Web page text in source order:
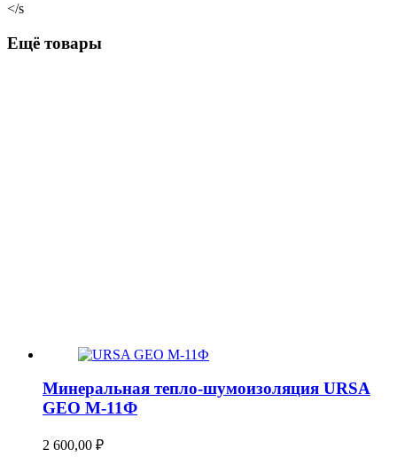
</s
Ещё товары
Минеральная тепло-шумоизоляция URSA
GEO М-11Ф
2 600,00 ₽